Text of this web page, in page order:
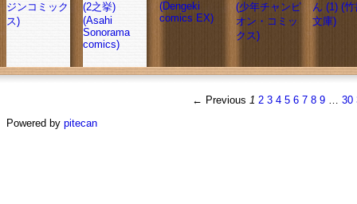
ジンコミック
ス)
(2之挙)
(Asahi
Sonorama
comics)
← Previous 1 2 3 4 5 6 7 8 9 … 30
Powered by pitecan